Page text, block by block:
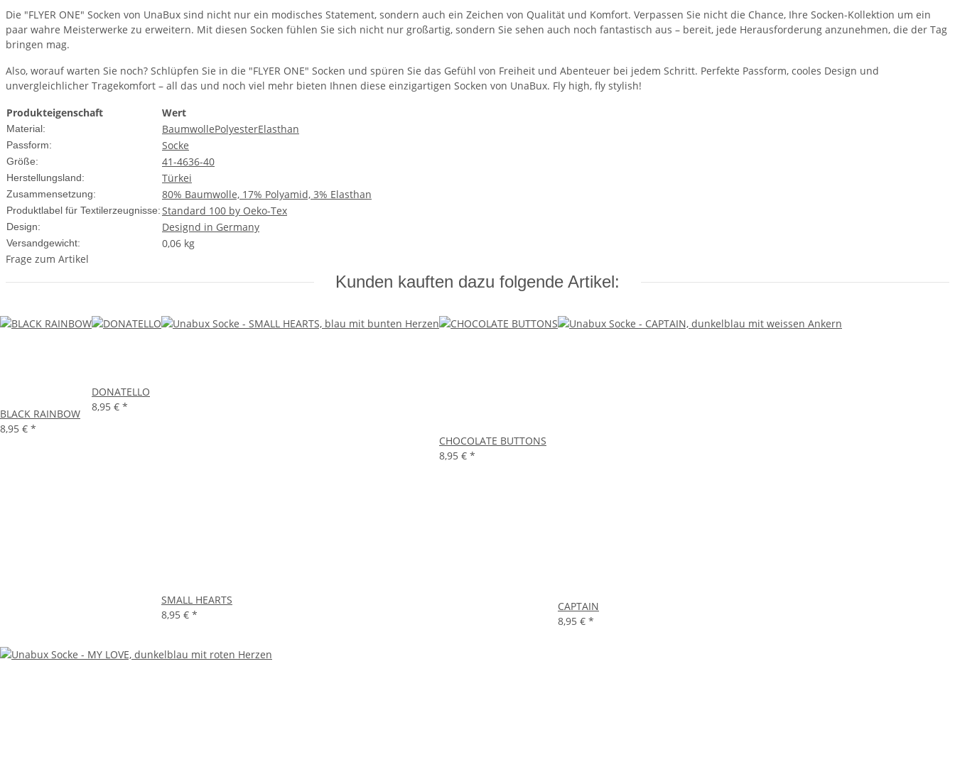
Die "FLYER ONE" Socken von UnaBux sind nicht nur ein modisches Statement, sondern auch ein Zeichen von Qualität und Komfort. Verpassen Sie nicht die Chance, Ihre Socken-Kollektion um ein
paar wahre Meisterwerke zu erweitern. Mit diesen Socken fühlen Sie sich nicht nur großartig, sondern Sie sehen auch noch fantastisch aus – bereit, jede Herausforderung anzunehmen, die der Tag
bringen mag.
Also, worauf warten Sie noch? Schlüpfen Sie in die "FLYER ONE" Socken und spüren Sie das Gefühl von Freiheit und Abenteuer bei jedem Schritt. Perfekte Passform, cooles Design und
unvergleichlicher Tragekomfort – all das und noch viel mehr bieten Ihnen diese einzigartigen Socken von UnaBux. Fly high, fly stylish!
Produkteigenschaft
Wert
Material: BaumwollePolyesterElasthan
Passform: Socke
Größe: 41-4636-40
Herstellungsland: Türkei
Zusammensetzung: 80% Baumwolle, 17% Polyamid, 3% Elasthan
Produktlabel für Textilerzeugnisse:Standard 100 by Oeko-Tex
Design: Designd in Germany
Versandgewicht:
0,06 kg
Frage zum Artikel
Kunden kauften dazu folgende Artikel:
BLACK RAINBOW
8,95 € *
DONATELLO
8,95 € *
SMALL HEARTS
8,95 € *
CHOCOLATE BUTTONS
8,95 € *
CAPTAIN
8,95 € *